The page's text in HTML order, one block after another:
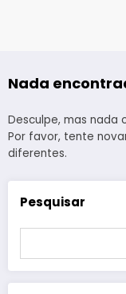
Nada
Desculpe, mas nada
Por favor, tente
diferentes.
Pesquisar